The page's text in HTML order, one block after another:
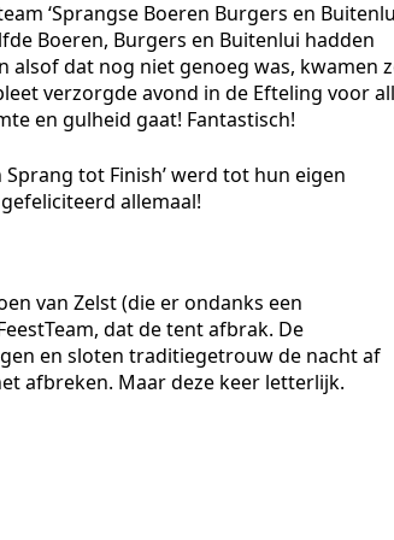
‘Sprangse Boeren Burgers en
Boeren, Burgers en Buitenlui hadden
alsof dat nog niet genoeg was, kwamen
verzorgde avond in de Efteling voor
en gulheid gaat! Fantastisch!
Sprang tot Finish’ werd tot hun eigen
allemaal!
van Zelst (die er ondanks een
dat de tent afbrak. De
en sloten traditiegetrouw de nacht af
afbreken. Maar deze keer letterlijk.